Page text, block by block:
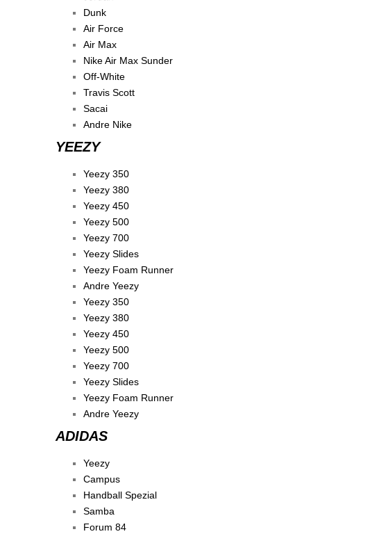
Dunk
Air Force
Air Max
Nike Air Max Sunder
Off-White
Travis Scott
Sacai
Andre Nike
YEEZY
Yeezy 350
Yeezy 380
Yeezy 450
Yeezy 500
Yeezy 700
Yeezy Slides
Yeezy Foam Runner
Andre Yeezy
Yeezy 350
Yeezy 380
Yeezy 450
Yeezy 500
Yeezy 700
Yeezy Slides
Yeezy Foam Runner
Andre Yeezy
ADIDAS
Yeezy
Campus
Handball Spezial
Samba
Forum 84